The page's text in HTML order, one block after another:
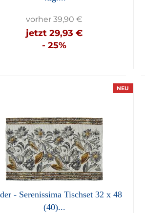
vorher 39,90 €
jetzt 29,93 €
- 25%
NEU
- Serenissima Tischset 32 x 48
(40)...